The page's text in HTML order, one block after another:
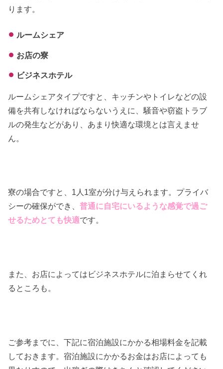
ります。
ルームシェア
お店の寮
ビジネスホテル
ルームシェアタイプですと、キッチンやトイレなどの設
備を共有しなければならないうえに、騒音や窃盗トラブ
ルの発生などがあり、あまり快適な環境とは言えませ
ん。
寮の場合ですと、1人1室が分け与えられます。プライバ
シーの確保ができ、普通に自宅にいるような感覚で過ご
せるためとても快適です。
また、お店によってはビジネスホテルに泊まらせてくれ
るところも。
ご参考までに、下記に宿泊施設にかかる相場料金を記載
しておきます。宿泊施設にかかるお金はお店によっても